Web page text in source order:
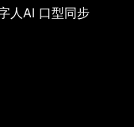
人 AI 口型同步